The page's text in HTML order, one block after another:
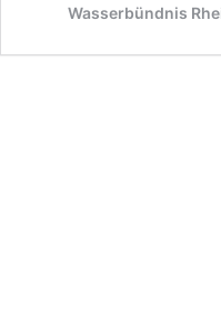
Wasserbündnis